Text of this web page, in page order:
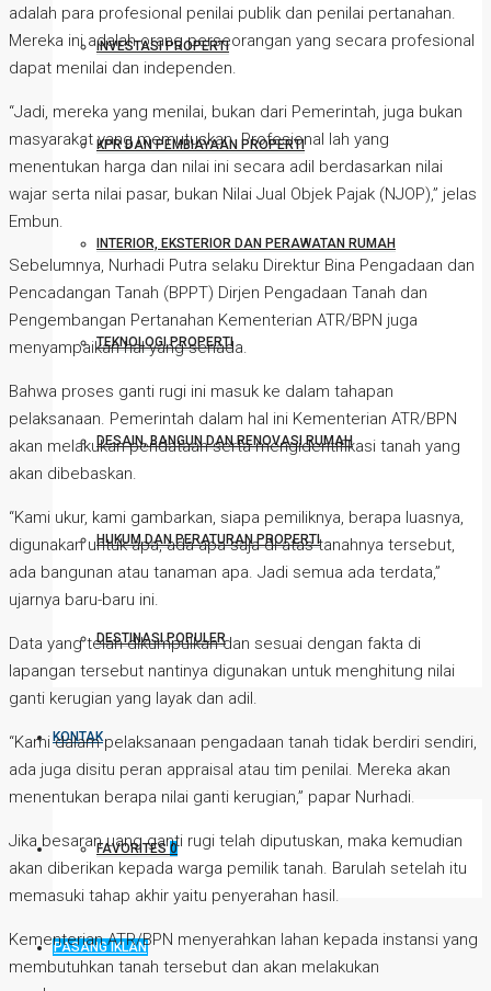
INVESTASI PROPERTI
KPR DAN PEMBIAYAAN PROPERTI
INTERIOR, EKSTERIOR DAN PERAWATAN RUMAH
TEKNOLOGI PROPERTI
DESAIN, BANGUN DAN RENOVASI RUMAH
HUKUM DAN PERATURAN PROPERTI
DESTINASI POPULER
KONTAK
FAVORITES0
PASANG IKLAN
adalah para profesional penilai publik dan penilai pertanahan.
Mereka ini adalah orang perseorangan yang secara profesional
dapat menilai dan independen.
“Jadi, mereka yang menilai, bukan dari Pemerintah, juga bukan
masyarakat yang memutuskan. Profesional lah yang
menentukan harga dan nilai ini secara adil berdasarkan nilai
wajar serta nilai pasar, bukan Nilai Jual Objek Pajak (NJOP),” jelas
Embun.
Sebelumnya, Nurhadi Putra selaku Direktur Bina Pengadaan dan
Pencadangan Tanah (BPPT) Dirjen Pengadaan Tanah dan
Pengembangan Pertanahan Kementerian ATR/BPN juga
menyampaikan hal yang senada.
Bahwa proses ganti rugi ini masuk ke dalam tahapan
pelaksanaan. Pemerintah dalam hal ini Kementerian ATR/BPN
akan melakukan pendataan serta mengidentifikasi tanah yang
akan dibebaskan.
“Kami ukur, kami gambarkan, siapa pemiliknya, berapa luasnya,
digunakan untuk apa, ada apa saja di atas tanahnya tersebut,
ada bangunan atau tanaman apa. Jadi semua ada terdata,”
ujarnya baru-baru ini.
Data yang telah dikumpulkan dan sesuai dengan fakta di
lapangan tersebut nantinya digunakan untuk menghitung nilai
ganti kerugian yang layak dan adil.
“Kami dalam pelaksanaan pengadaan tanah tidak berdiri sendiri,
ada juga disitu peran appraisal atau tim penilai. Mereka akan
menentukan berapa nilai ganti kerugian,” papar Nurhadi.
Jika besaran uang ganti rugi telah diputuskan, maka kemudian
akan diberikan kepada warga pemilik tanah. Barulah setelah itu
memasuki tahap akhir yaitu penyerahan hasil.
Kementerian ATR/BPN menyerahkan lahan kepada instansi yang
membutuhkan tanah tersebut dan akan melakukan